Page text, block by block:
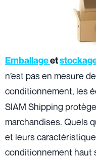
Emballageet
n’est pas en mesure
conditionnement, les
SIAM Shipping
marchandises. Quels
et leurs
conditionnement haut